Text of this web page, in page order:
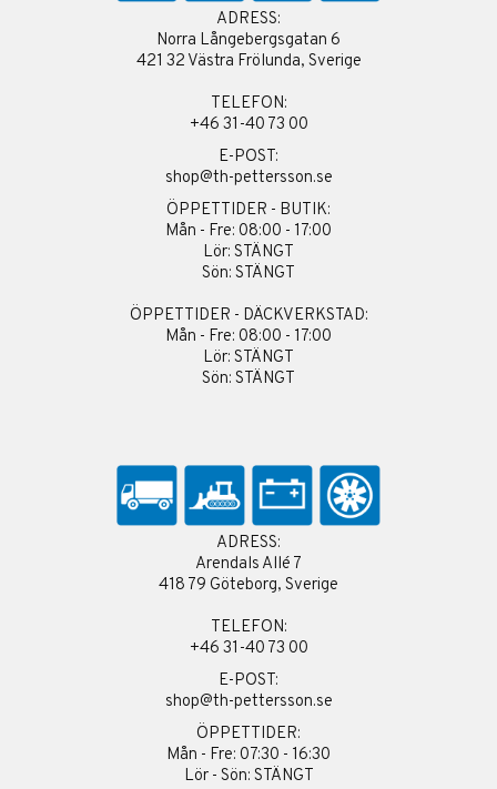
ADRESS:
Norra Långebergsgatan 6
421 32 Västra Frölunda, Sverige
TELEFON:
+46 31-40 73 00
E-POST:
shop@th-pettersson.se
ÖPPETTIDER - BUTIK:
Mån - Fre: 08:00 - 17:00
Lör: STÄNGT
Sön: STÄNGT
ÖPPETTIDER - DÄCKVERKSTAD:
Mån - Fre: 08:00 - 17:00
Lör: STÄNGT
Sön: STÄNGT
ADRESS:
Arendals Allé 7
418 79 Göteborg, Sverige
TELEFON:
+46 31-40 73 00
E-POST:
shop@th-pettersson.se
ÖPPETTIDER:
Mån - Fre: 07:30 - 16:30
Lör - Sön: STÄNGT